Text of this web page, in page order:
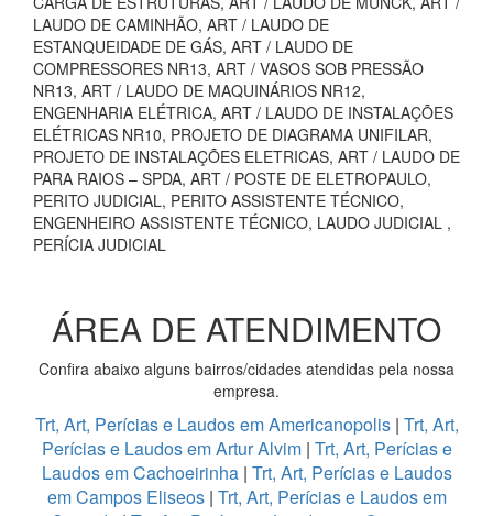
LAUDO DE CAMINHÃO, ART / LAUDO DE
ESTANQUEIDADE DE GÁS, ART / LAUDO DE
COMPRESSORES NR13, ART / VASOS SOB PRESSÃO
NR13, ART / LAUDO DE MAQUINÁRIOS NR12,
ENGENHARIA ELÉTRICA, ART / LAUDO DE INSTALAÇÕES
ELÉTRICAS NR10, PROJETO DE DIAGRAMA UNIFILAR,
PROJETO DE INSTALAÇÕES ELETRICAS, ART / LAUDO DE
PARA RAIOS – SPDA, ART / POSTE DE ELETROPAULO,
PERITO JUDICIAL, PERITO ASSISTENTE TÉCNICO,
ENGENHEIRO ASSISTENTE TÉCNICO, LAUDO JUDICIAL ,
PERÍCIA JUDICIAL
ÁREA DE ATENDIMENTO
Confira abaixo alguns bairros/cidades atendidas pela nossa
empresa.
Trt, Art, Perícias e Laudos em Americanopolis | Trt, Art,
Perícias e Laudos em Artur Alvim | Trt, Art, Perícias e
Laudos em Cachoeirinha| Trt, Art, Perícias e Laudos
em Campos Eliseos | Trt, Art, Perícias e Laudos em